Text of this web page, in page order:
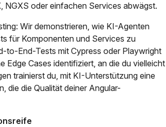
oder einfachen Services abwägst.
Wir demonstrieren, wie KI-Agenten
für Komponenten und Services zu
to-End-Tests mit Cypress oder Playwright
Edge Cases identifiziert, an die du vielleicht
trainierst du, mit KI-Unterstützung eine
die die Qualität deiner Angular-